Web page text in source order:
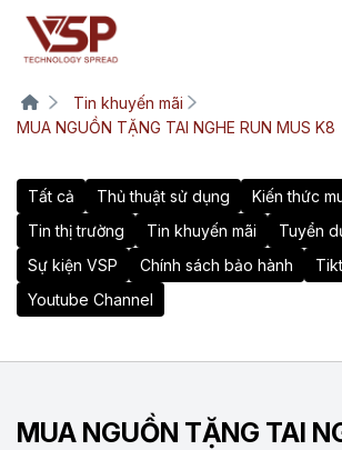
Tin khuyến mãi
MUA NGUỒN TẶNG TAI NGHE RUN MUS K8
Tất cả Thủ thuật sử dụng
Kiến thức
Tin thị trường
Tin khuyến mãi
Tuyển
Sự kiện VSP
Chính sách bảo hành
Youtube Channel
MUA NGUỒN TẶNG TAI